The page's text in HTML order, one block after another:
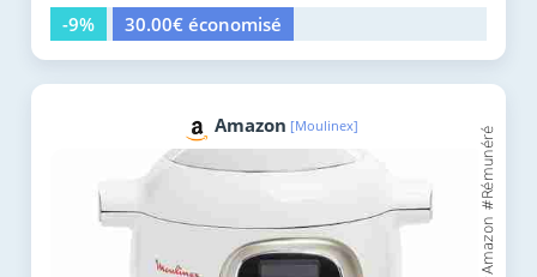
-9%
30.00€ économisé
Amazon [Moulinex]